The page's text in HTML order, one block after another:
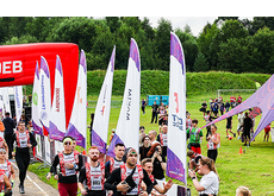
пройдет в 2026 году
вчера, 20:45ПВО за день
сбила еще 75 украинских
беспилотников над Россией
вчера, 20:35
Велосипедист
погиб при атаке FPV-дрона в
Белгородской области